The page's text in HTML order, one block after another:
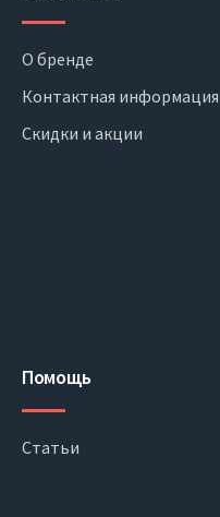
О бренде
Контактная информация
Скидки и акции
Помощь
Статьи